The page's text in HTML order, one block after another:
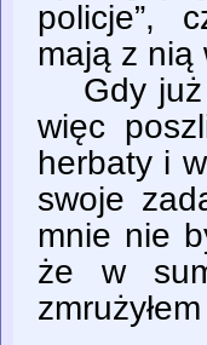
policje”,
mają z nią
Gdy już
więc
herbaty i
swoje
mnie nie
że w